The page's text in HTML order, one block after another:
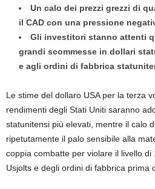
Un calo dei prezzi grezzi di
il CAD con una pressione
Gli investitori stanno attenti
grandi scommesse in dollari
e agli ordini di fabbrica
Le stime del dollaro USA per la terza
rendimenti degli Stati Uniti saranno
statunitensi più elevati, mentre il calo
ripetutamente il palo sensibile alla
coppia combatte per violare il livello
Usjolts e degli ordini di fabbrica prima